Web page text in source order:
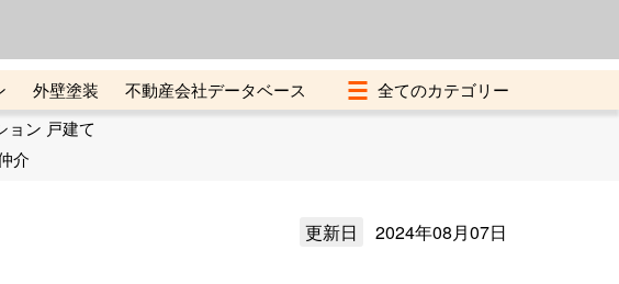
外壁塗装
不動産会社データベース
談デスク
ョン 戸建て
介
更新日 2024年08月07日